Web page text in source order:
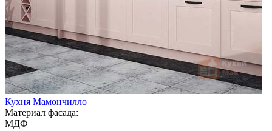
Кухня Мамончилло
Материал фасада:
МДФ